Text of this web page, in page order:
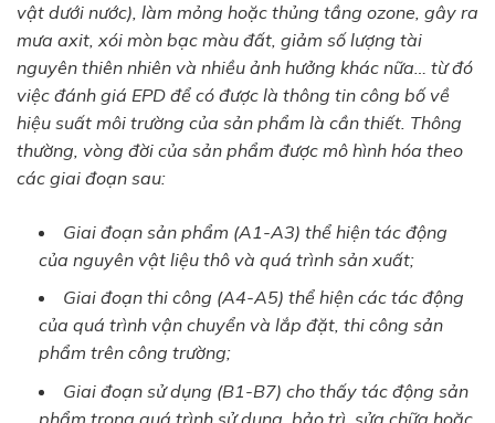
vật dưới nước), làm mỏng hoặc thủng tầng ozone, gây ra
mưa axit, xói mòn bạc màu đất, giảm số lượng tài
nguyên thiên nhiên và nhiều ảnh hưởng khác nữa… từ đó
việc đánh giá EPD để có được là thông tin công bố về
hiệu suất môi trường của sản phẩm là cần thiết. Thông
thường, vòng đời của sản phẩm được mô hình hóa theo
các giai đoạn sau:
Giai đoạn sản phẩm (A1-A3) thể hiện tác động
của nguyên vật liệu thô và quá trình sản xuất;
Giai đoạn thi công (A4-A5) thể hiện các tác động
của quá trình vận chuyển và lắp đặt, thi công sản
phẩm trên công trường;
Giai đoạn sử dụng (B1-B7) cho thấy tác động sản
phẩm trong quá trình sử dụng, bảo trì, sửa chữa hoặc